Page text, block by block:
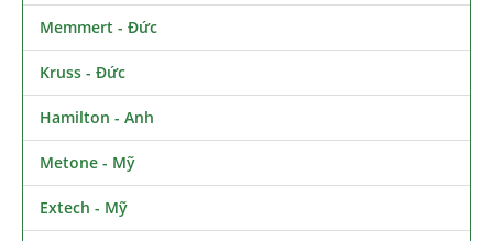
Memmert - Đức
Kruss - Đức
Hamilton - Anh
Metone - Mỹ
Extech - Mỹ